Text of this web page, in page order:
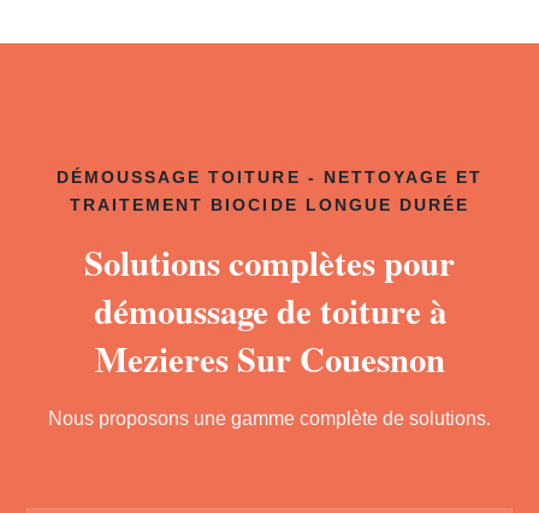
DÉMOUSSAGE TOITURE - NETTOYAGE ET
TRAITEMENT BIOCIDE LONGUE DURÉE
Solutions complètes pour
démoussage de toiture à
Mezieres Sur Couesnon
Nous proposons une gamme complète de solutions.